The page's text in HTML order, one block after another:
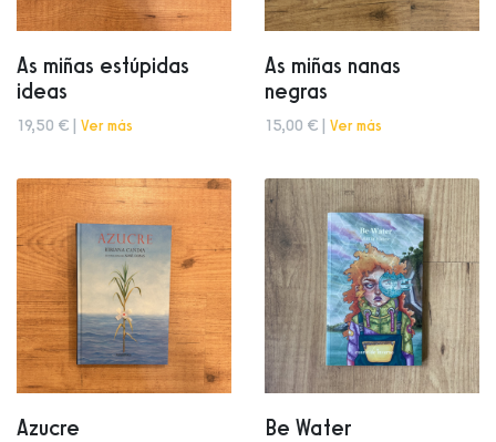
As miñas estúpidas
ideas
19,50 € | Ver más
As miñas nanas
negras
15,00 € | Ver más
Azucre Be Water